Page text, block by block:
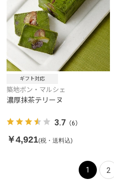
ギフト対応
築地ボン・マルシェ
濃厚抹茶テリーヌ
3.7 （6）
￥4,921(税・送料込)
1 2